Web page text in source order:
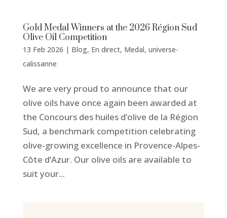
Gold Medal Winners at the 2026 Région Sud
Olive Oil Competition
13 Feb 2026 | Blog, En direct, Medal, universe-
calissanne
We are very proud to announce that our
olive oils have once again been awarded at
the Concours des huiles d’olive de la Région
Sud, a benchmark competition celebrating
olive-growing excellence in Provence-Alpes-
Côte d’Azur. Our olive oils are available to
suit your...